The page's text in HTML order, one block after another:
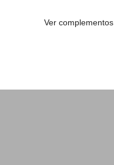
Ver complementos